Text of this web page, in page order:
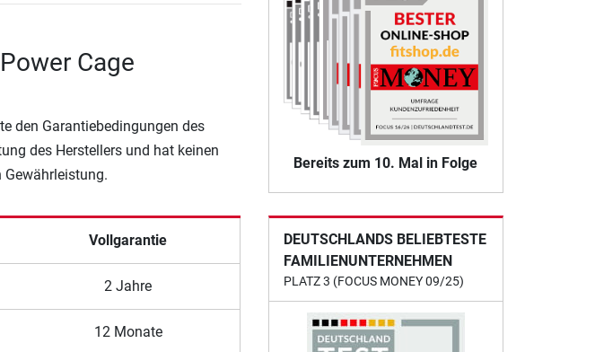
Cage
den Garantiebedingungen des
des Herstellers und hat keinen
Gewährleistung.
Vollgarantie
2 Jahre
12 Monate
Bereits zum 10. Mal in Folge
DEUTSCHLANDS BELIEBTESTE
FAMILIENUNTERNEHMEN
PLATZ 3 (FOCUS MONEY 09/25)